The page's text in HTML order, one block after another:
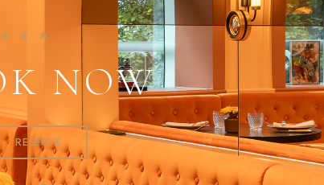
NOW
RESERVE